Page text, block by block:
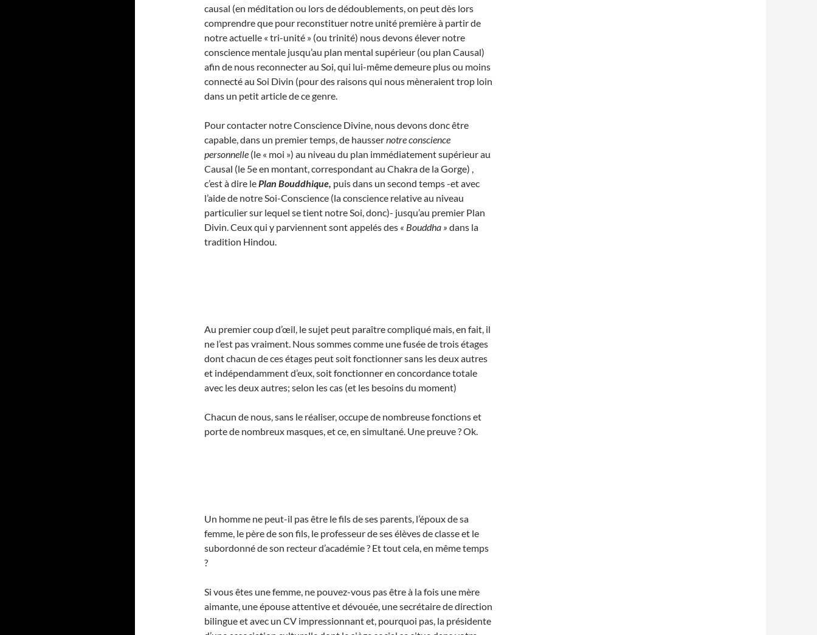
causal (en méditation ou lors de dédoublements, on peut dès lors
comprendre que pour reconstituer notre unité première à partir de
notre actuelle « tri-unité » (ou trinité) nous devons élever notre
conscience mentale jusqu’au plan mental supérieur (ou plan Causal)
afin de nous reconnecter au Soi, qui lui-même demeure plus ou moins
connecté au Soi Divin (pour des raisons qui nous mèneraient trop loin
dans un petit article de ce genre.
Pour contacter notre Conscience Divine, nous devons donc être
capable, dans un premier temps, de haussernotre conscience
personnelle (le « moi ») au niveau du plan immédiatement supérieur au
Causal (le 5e en montant, correspondant au Chakra de la Gorge) ,
c’est à dire lePlan Bouddhique, puis dans un second temps -et avec
l’aide de notre Soi-Conscience (la conscience relative au niveau
particulier sur lequel se tient notre Soi, donc)- jusqu’au premier Plan
Divin. Ceux qui y parviennent sont appelés des « Bouddha » dans la
tradition Hindou.
Au premier coup d’œil, le sujet peut paraître compliqué mais, en fait, il
ne l’est pas vraiment. Nous sommes comme une fusée de trois étages
dont chacun de ces étages peut soit fonctionner sans les deux autres
et indépendamment d’eux, soit fonctionner en concordance totale
avec les deux autres; selon les cas (et les besoins du moment)
Chacun de nous, sans le réaliser, occupe de nombreuse fonctions et
porte de nombreux masques, et ce, en simultané. Une preuve ? Ok.
Un homme ne peut-il pas être le fils de ses parents, l’époux de sa
femme, le père de son fils, le professeur de ses élèves de classe et le
subordonné de son recteur d’académie ? Et tout cela, en même temps
?
Si vous êtes une femme, ne pouvez-vous pas être à la fois une mère
aimante, une épouse attentive et dévouée, une secrétaire de direction
bilingue et avec un CV impressionnant et, pourquoi pas, la présidente